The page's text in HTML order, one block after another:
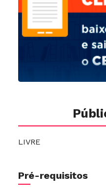
LIVRE
Pré-requisitos